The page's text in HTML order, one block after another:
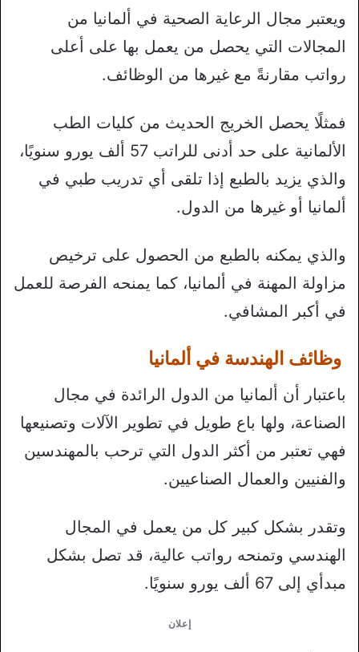
ويعتبر مجال الرعاية الصحية في ألمانيا من
المجالات التي يحصل من يعمل بها على أعلى
رواتب مقارنةً مع غيرها من الوظائف.
فمثلًا يحصل الخريج الحديث من كليات الطب
الألمانية على حد أدنى للراتب 57 ألف يورو سنويًا،
والذي يزيد بالطبع إذا تلقى أي تدريب طبي في
ألمانيا أو غيرها من الدول.
والذي يمكنه بالطبع من الحصول على ترخيص
مزاولة المهنة في ألمانيا، كما يمنحه الفرصة للعمل
في أكبر المشافي.
وظائف الهندسة في ألمانيا
باعتبار أن ألمانيا من الدول الرائدة في مجال
الصناعة، ولها باع طويل في تطوير الآلات وتصنيعها
فهي تعتبر من أكثر الدول التي ترحب بالمهندسين
والفنيين والعمال الصناعيين.
وتقدر بشكل كبير كل من يعمل في المجال
الهندسي وتمنحه رواتب عالية، قد تصل بشكل
مبدأي إلى 67 ألف يورو سنويًا.
إعلان